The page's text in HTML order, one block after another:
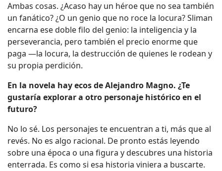
Ambas cosas. ¿Acaso hay un héroe que no sea también
un fanático? ¿O un genio que no roce la locura? Sliman
encarna ese doble filo del genio: la inteligencia y la
perseverancia, pero también el precio enorme que
paga —la locura, la destrucción de quienes le rodean y
su propia perdición.
En la novela hay ecos de Alejandro Magno. ¿Te
gustaría explorar a otro personaje histórico en el
futuro?
No lo sé. Los personajes te encuentran a ti, más que al
revés. No es algo racional. De pronto estás leyendo
sobre una época o una figura y descubres una historia
enterrada. Es como si esa historia viniera a buscarte.